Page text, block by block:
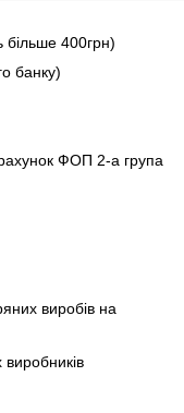
більше 400грн)
банку)
ФОП 2-а група
виробів на